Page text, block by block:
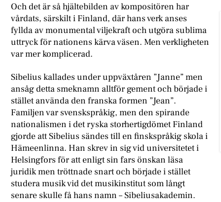
Och det är så hjältebilden av kompositören har
vårdats, särskilt i Finland, där hans verk anses
fyllda av monumental viljekraft och utgöra sublima
uttryck för nationens kärva väsen. Men verkligheten
var mer komplicerad.
Sibelius kallades under uppväxtåren ”Janne” men
ansåg detta smeknamn alltför gement och började i
stället använda den franska formen ”Jean”.
Familjen var svenskspråkig, men den spirande
nationalismen i det ryska storhertigdömet Finland
gjorde att Sibelius sändes till en finskspråkig skola i
Hämeenlinna. Han skrev in sig vid universitetet i
Helsingfors för att enligt sin fars önskan läsa
juridik men tröttnade snart och började i stället
studera musik vid det musikinstitut som långt
senare skulle få hans namn – Sibeliusakademin.